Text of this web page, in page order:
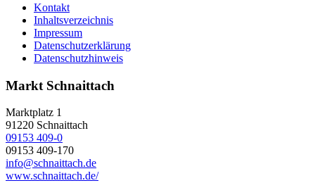
Kontakt
Inhaltsverzeichnis
Impressum
Datenschutzerklärung
Datenschutzhinweis
Markt Schnaittach
Marktplatz 1
91220 Schnaittach
09153 409-0
09153 409-170
info@schnaittach.de
www.schnaittach.de/